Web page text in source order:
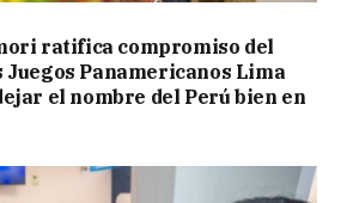
ratifica compromiso del
Juegos Panamericanos Lima
el nombre del Perú bien en